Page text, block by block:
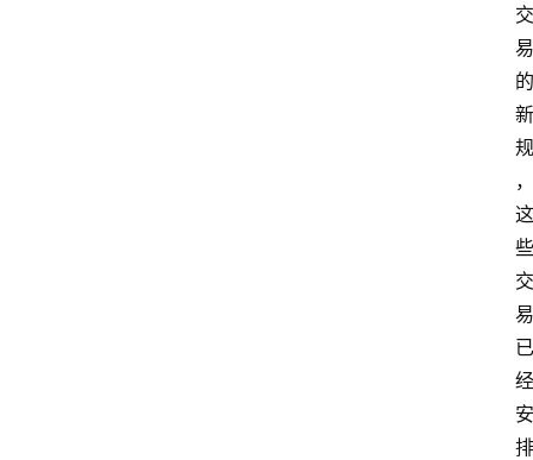
交
易
的
新
规
，
这
些
交
易
已
经
安
排